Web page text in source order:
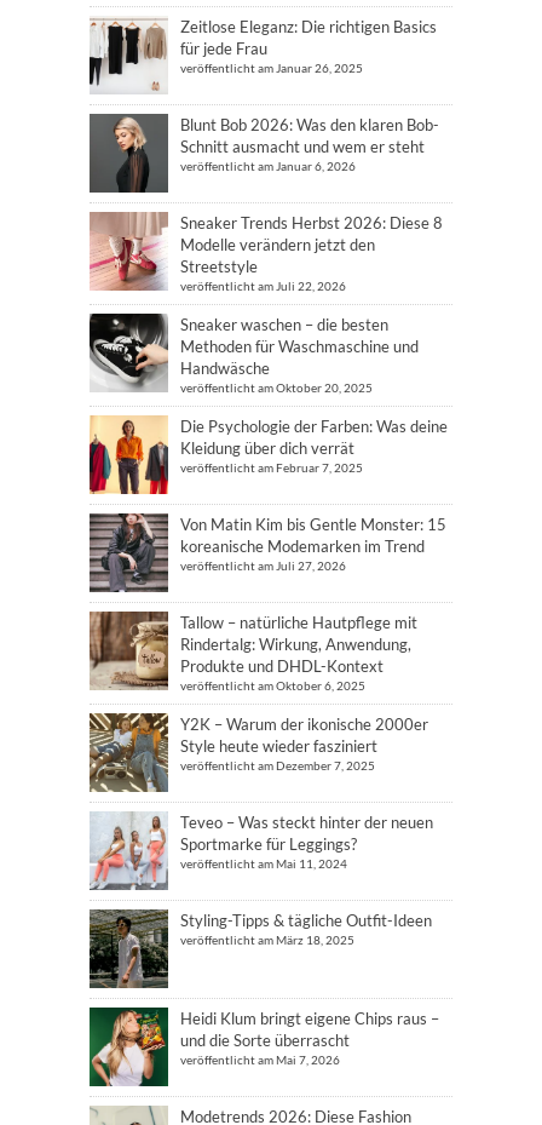
Zeitlose Eleganz: Die richtigen Basics
für jede Frau
veröffentlicht am Januar 26, 2025
Blunt Bob 2026: Was den klaren Bob-
Schnitt ausmacht und wem er steht
veröffentlicht am Januar 6, 2026
Sneaker Trends Herbst 2026: Diese 8
Modelle verändern jetzt den
Streetstyle
veröffentlicht am Juli 22, 2026
Sneaker waschen – die besten
Methoden für Waschmaschine und
Handwäsche
veröffentlicht am Oktober 20, 2025
Die Psychologie der Farben: Was deine
Kleidung über dich verrät
veröffentlicht am Februar 7, 2025
Von Matin Kim bis Gentle Monster: 15
koreanische Modemarken im Trend
veröffentlicht am Juli 27, 2026
Tallow – natürliche Hautpflege mit
Rindertalg: Wirkung, Anwendung,
Produkte und DHDL-Kontext
veröffentlicht am Oktober 6, 2025
Y2K – Warum der ikonische 2000er
Style heute wieder fasziniert
veröffentlicht am Dezember 7, 2025
Teveo – Was steckt hinter der neuen
Sportmarke für Leggings?
veröffentlicht am Mai 11, 2024
Styling-Tipps & tägliche Outfit-Ideen
veröffentlicht am März 18, 2025
Heidi Klum bringt eigene Chips raus –
und die Sorte überrascht
veröffentlicht am Mai 7, 2026
Modetrends 2026: Diese Fashion